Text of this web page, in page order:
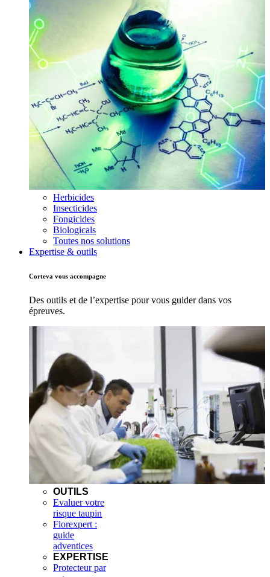
Herbicides
Insecticides
Fongicides
Biologicals
Toutes nos solutions
Expertise & outils
Corteva vous accompagne
Des outils et de l’expertise pour vous guider dans vos
épreuves.
OUTILS
Evaluer votre
risque taupin
Florexpert :
guide
adventices
EXPERTISE
Protecteur par